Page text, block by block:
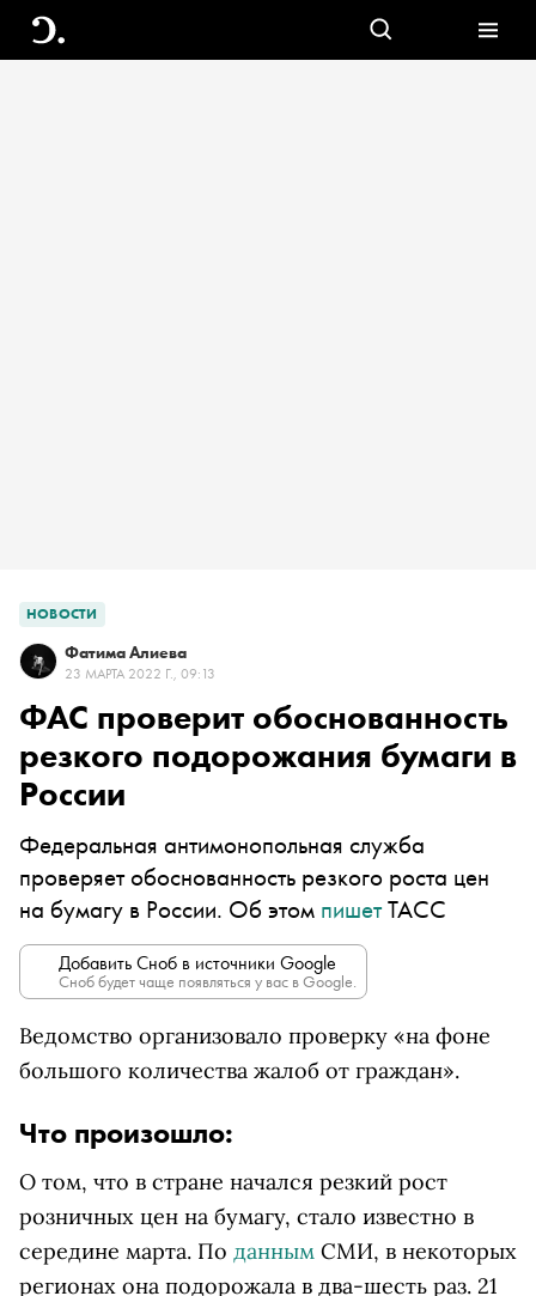
НОВОСТИ
Фатима Алиева
23 МАРТА 2022 Г., 09:13
ФАС проверит обоснованность
резкого подорожания бумаги в
России
Федеральная антимонопольная служба
проверяет обоснованность резкого роста цен
на бумагу в России. Об этом пишетТАСС
Добавить Сноб в источники Google
Сноб будет чаще появляться у вас в Google.
Ведомство организовало проверку «на фоне
большого количества жалоб от граждан».
Что произошло:
О том, что в стране начался резкий рост
розничных цен на бумагу, стало известно в
середине марта. По данным СМИ, в некоторых
регионах она подорожала в два-шесть раз. 21